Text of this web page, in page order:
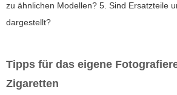
zu ähnlichen Modellen? 5. Sind Ersatzteile
dargestellt?
Tipps für das eigene
Zigaretten